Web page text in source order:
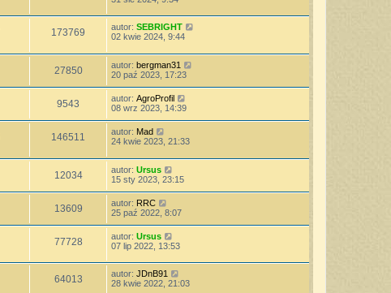
173769 autor: SEBRIGHT
02 kwie 2024, 9:44
27850 autor: bergman31
20 paź 2023, 17:23
9543 autor: AgroProfil
08 wrz 2023, 14:39
146511 autor: Mad
24 kwie 2023, 21:33
12034 autor: Ursus
15 sty 2023, 23:15
13609 autor: RRC
25 paź 2022, 8:07
77728 autor: Ursus
07 lip 2022, 13:53
64013 autor: JDnB91
28 kwie 2022, 21:03